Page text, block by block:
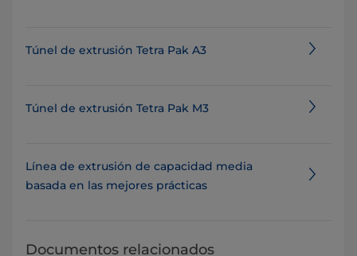
Túnel de extrusión Tetra Pak A3
​​​​​​​​​​​​​​​​​​​​​​​Túnel de extrusión Tetra Pak M3
Línea de extrusión de capacidad media
basada en las mejores prácticas
Documentos relacionados